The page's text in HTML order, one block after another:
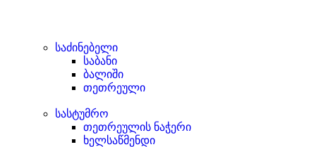
საძინებელი
საბანი
ბალიში
თეთრეული
სასტუმრო
თეთრეულის ნაჭერი
ხელსაწმენდი